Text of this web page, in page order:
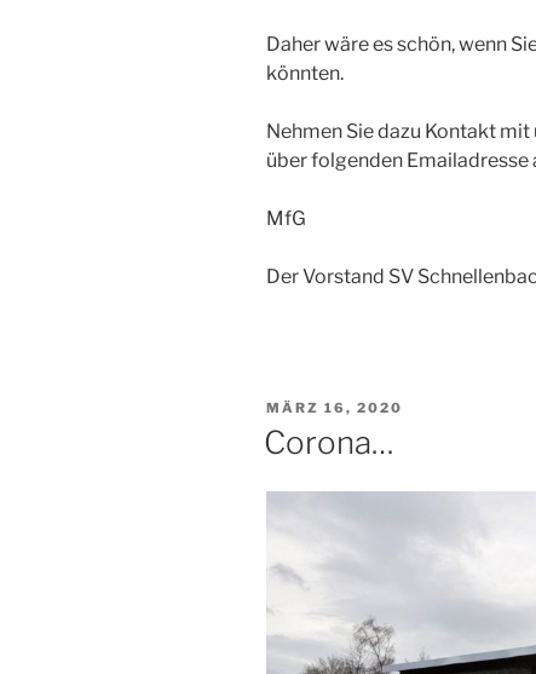
Daher wäre es schön, wenn
könnten.
Nehmen Sie dazu Kontakt
über folgenden Emailadresse
MfG
Der Vorstand SV
VERÖFFENTLICHT
AM
MÄRZ 16, 2020
Corona…